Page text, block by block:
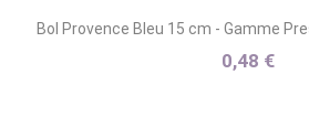
Bol Provence Bleu 15 cm - Gamme
0,48 €